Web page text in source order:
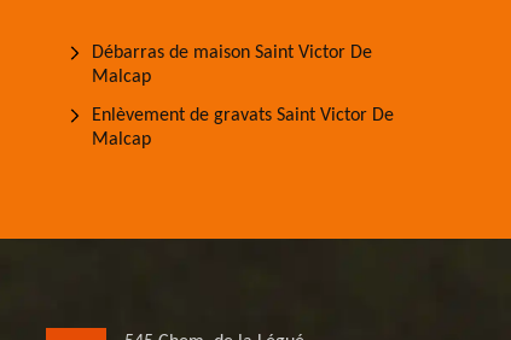
Débarras de maison Saint Victor De
Malcap
Enlèvement de gravats Saint Victor De
Malcap